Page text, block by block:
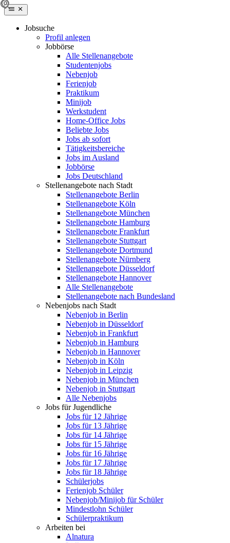
Jobsuche
Profil anlegen
Jobbörse
Alle Stellenangebote
Studentenjobs
Nebenjob
Ferienjob
Praktikum
Minijob
Werkstudent
Home-Office Jobs
Beliebte Jobs
Jobs ab sofort
Tätigkeitsbereiche
Jobs im Ausland
Jobbörse
Jobs Deutschland
Stellenangebote nach Stadt
Stellenangebote Berlin
Stellenangebote Köln
Stellenangebote München
Stellenangebote Hamburg
Stellenangebote Frankfurt
Stellenangebote Stuttgart
Stellenangebote Dortmund
Stellenangebote Nürnberg
Stellenangebote Düsseldorf
Stellenangebote Hannover
Alle Stellenangebote
Stellenangebote nach Bundesland
Nebenjobs nach Stadt
Nebenjob in Berlin
Nebenjob in Düsseldorf
Nebenjob in Frankfurt
Nebenjob in Hamburg
Nebenjob in Hannover
Nebenjob in Köln
Nebenjob in Leipzig
Nebenjob in München
Nebenjob in Stuttgart
Alle Nebenjobs
Jobs für Jugendliche
Jobs für 12 Jährige
Jobs für 13 Jährige
Jobs für 14 Jährige
Jobs für 15 Jährige
Jobs für 16 Jährige
Jobs für 17 Jährige
Jobs für 18 Jährige
Schülerjobs
Ferienjob Schüler
Nebenjob/Minijob für Schüler
Mindestlohn Schüler
Schülerpraktikum
Arbeiten bei
Alnatura